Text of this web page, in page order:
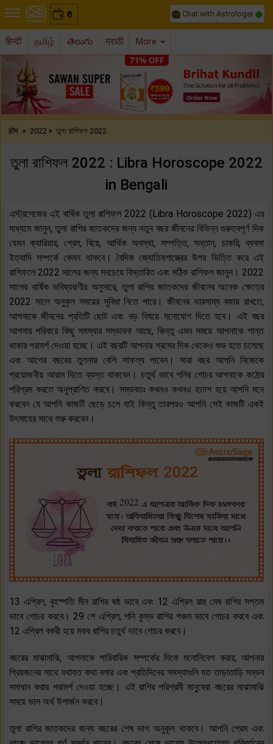
₹
0 Chat with Astrologer
हिन्दी தமிழ் తెలుగు मराठी More
Previous
होम » 2022 » তুলা রাশিফল 2022..
তুলা রাশিফল 2022 : Libra Horoscope 2022
in Bengali
এস্ট্রসেজের এই বার্ষিক তুলা রাশিফল 2022 (Libra Horoscope 2022) এর
মাধ্যমে জানুন, তুলা রাশির জাতকদের জন্য নতুন বছর জীবনের বিভিন্ন গুরুত্বপূর্ণ দিক
যেমন ক্যারিয়ার, প্রেম, বিয়ে, আর্থিক অবস্থা, সম্পত্তি, সন্তান, চাকরি, ব্যবসা
ইত্যাদি সম্পর্কে কেমন থাকবে। বৈদিক জ্যোতিষশাস্ত্রের উপর ভিত্তি করে এই
রাশিফলে 2022 সালের জন্য সবচেয়ে বিস্তারিত এবং সঠিক রাশিফল ​​জানুন। 2022
সালের বার্ষিক ভবিষ্যবাণীর অনুসারে, তুলা রাশির জাতকদের জীবনের অনেক ক্ষেত্রে
2022 সালে অনুকূল সময়ের সুবিধা নিতে পারে। জীবনের ভারসাম্য বজায় রাখতে,
আপনাকে জীবনের প্রতিটি ছোট এবং বড় বিষয়ে মনোযোগ দিতে হবে। এই বছর
আপনার পরিবারে কিছু সমস্যার সম্ভাবনা আছে, কিন্তু এমন সময়ে আপনাকে শান্ত
থাকার পরামর্শ দেওয়া হচ্ছে। এই বছরটি আপনার শ্রমের দিক থেকেও শুভ হতে চলেছে
এবং আগের বছরের তুলনায় বেশি সাফল্য পাবেন। সারা বছর আপনি নিজেকে
প্রয়োজনীয় আরাম দিতে ব্যস্ত থাকবেন। চতুর্থ ভাবে শনির গোচর আপনাকে কঠোর
পরিশ্রম করতে অনুপ্রাণিত করবে। সম্ভবতঃ কখনও কখনও হতাশ হয়ে আপনি মনে
করবেন যে আপনি কাজটি ছেড়ে চলে যাই কিন্তু তারপরও আপনি সেই কাজটি একই
উৎসাহের সাথে শুরু করবেন।
13 এপ্রিল, বৃহস্পতি মীন রাশির ষষ্ঠ ভাবে এবং 12 এপ্রিল রাহু মেষ রাশির সপ্তম
ভাবে গোচর করবে। 29 শে এপ্রিল, শনি কুম্ভ রাশির পঞ্চম ভাবে গোচর করবে এবং
12 এপ্রিল বকরী হয়ে মকর রাশির চতুর্থ ভাবে গোচর করবে।
বছরের মাঝামাঝি, আপনাকে পারিবারিক সম্পর্কের দিকে মনোনিবেশ করার, আপনার
প্রিয়জনের সাথে যথাযত কথা বলার এবং প্রতিদিনের সমস্যাগুলি যত তাড়াতাড়ি সম্ভব
সমাধান করার পরামর্শ দেওয়া হচ্ছে। এই রাশির পরিশ্রমী মানুষেরা বছরের মাঝামাঝি
সময়ে ভাল অর্থ উপার্জন করবে।
তুলা রাশির জাতকদের জন্য বছরের শেষ ভাগ অনুকূল থাকবে। আপনি প্রেম এবং